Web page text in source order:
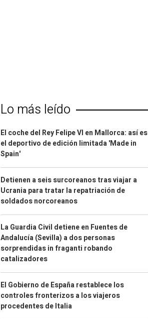
Lo más leído
El coche del Rey Felipe VI en Mallorca: así es
el deportivo de edición limitada 'Made in
Spain'
Detienen a seis surcoreanos tras viajar a
Ucrania para tratar la repatriación de
soldados norcoreanos
La Guardia Civil detiene en Fuentes de
Andalucía (Sevilla) a dos personas
sorprendidas in fraganti robando
catalizadores
El Gobierno de España restablece los
controles fronterizos a los viajeros
procedentes de Italia